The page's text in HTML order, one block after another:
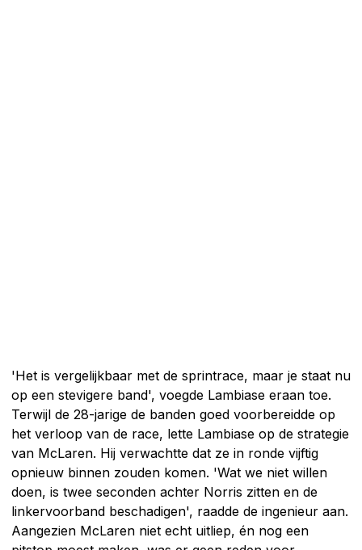
'Het is vergelijkbaar met de sprintrace, maar je staat nu
op een stevigere band', voegde Lambiase eraan toe.
Terwijl de 28-jarige de banden goed voorbereidde op
het verloop van de race, lette Lambiase op de strategie
van McLaren. Hij verwachtte dat ze in ronde vijftig
opnieuw binnen zouden komen. 'Wat we niet willen
doen, is twee seconden achter Norris zitten en de
linkervoorband beschadigen', raadde de ingenieur aan.
Aangezien McLaren niet echt uitliep, én nog een